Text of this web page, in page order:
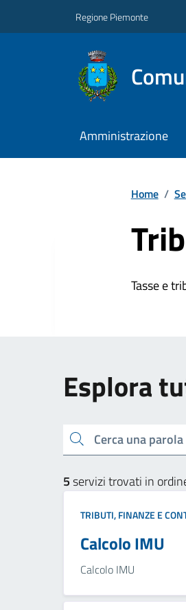
Regione Piemonte
Amministrazione
Home /
Tasse e
Esplora
Cerca una parola chiave
5servizi trovati in
TRIBUTI, FINANZE E
Calcolo IMU
Calcolo IMU